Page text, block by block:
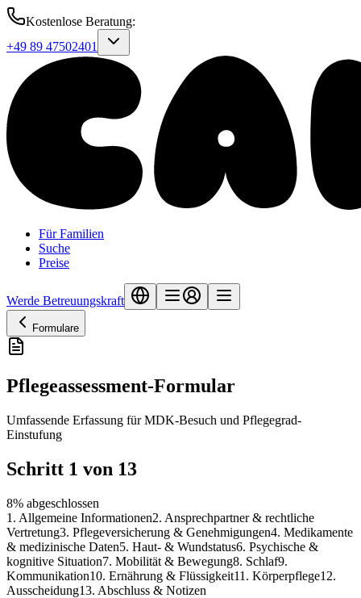
Kostenlose Beratung:
+49 89 47502401
Für Familien
Suche
Preise
Werde Betreuungskraft
Formulare
Pflegeassessment-Formular
Umfassende Erfassung für MDK-Besuch und Pflegegrad-
Einstufung
Schritt 1 von 13
8% abgeschlossen
1 . Allgemeine Informationen2. Ansprechpartner & rechtliche
Vertretung3. Pflegeversicherung & Genehmigungen4. Medikamente
& medizinische Daten5. Haut- & Wundstatus6. Psychische &
kognitive Situation7. Mobilität & Bewegung8. Schlaf9.
Kommunikation10. Ernährung & Flüssigkeit11 . Körperpflege12.
Ausscheidung13. Abschluss & Notizen